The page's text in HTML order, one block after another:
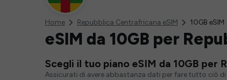
Home Repubblica Centrafricana eSIM 10GB eSIM
eSIM da 10GB per
Scegli il tuo piano eSIM da 10GB per
Assicurati di avere abbastanza dati per fare tutto ciò di